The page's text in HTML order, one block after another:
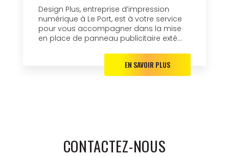
Design Plus, entreprise d’impression
numérique à Le Port, est à votre service
pour vous accompagner dans la mise
en place de panneau publicitaire exté...
EN SAVOIR PLUS
CONTACTEZ-NOUS